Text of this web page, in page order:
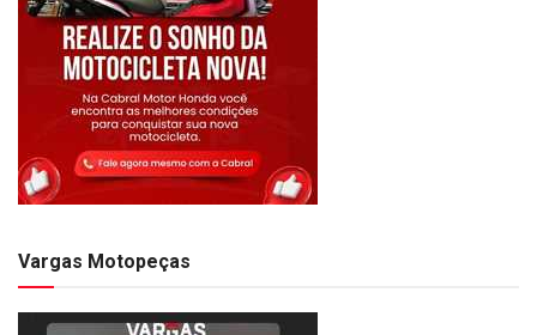
Vargas Motopeças